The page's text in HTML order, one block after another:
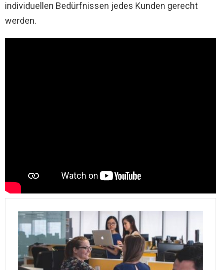
individuellen Bedürfnissen jedes Kunden gerecht
werden.